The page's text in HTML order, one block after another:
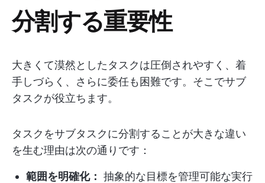
分割する重要性
大きくて漠然としたタスクは圧倒されやすく、着
手しづらく、さらに委任も困難です。そこでサブ
タスクが役立ちます。
タスクをサブタスクに分割することが大きな違い
を生む理由は次の通りです：
範囲を明確化： 抽象的な目標を管理可能な実行